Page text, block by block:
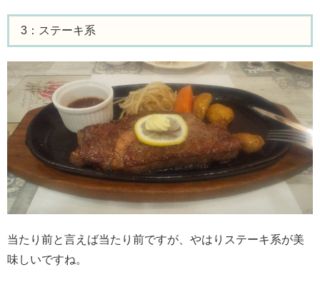
3：ステーキ系
当たり前と言えば当たり前ですが、やはりステーキ系が美
味しいですね。